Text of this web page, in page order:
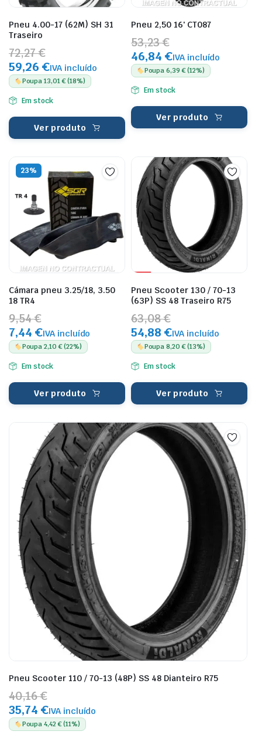
Pneu 4.00-17 (62M) SH 31
Traseiro
72,27 €
59,26 €IVA incluído
Poupa 13,01 € (18%)
Em stock
Ver produto
Pneu 2,50 16′ CT087
53,23 €
46,84 €IVA incluído
Poupa 6,39 € (12%)
Em stock
Ver produto
23%
Cámara pneu 3.25/18, 3.50
18 TR4
9,54 €
7,44 €IVA incluído
Poupa 2,10 € (22%)
Em stock
Ver produto
Pneu Scooter 130 / 70-13
(63P) SS 48 Traseiro R75
63,08 €
54,88 €IVA incluído
Poupa 8,20 € (13%)
Em stock
Ver produto
Pneu Scooter 110 / 70-13 (48P) SS 48 Dianteiro R75
40,16 €
35,74 €IVA incluído
Poupa 4,42 € (11%)